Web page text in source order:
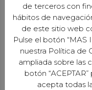
Avd. del
Naves 1,
de terceros con
hábitos de
de este sitio web
Pulse el botón “MAS
nuestra Política de
ampliada sobre las
botón
acepta todas